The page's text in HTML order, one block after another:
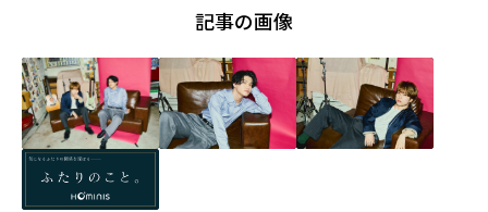
記事の画像